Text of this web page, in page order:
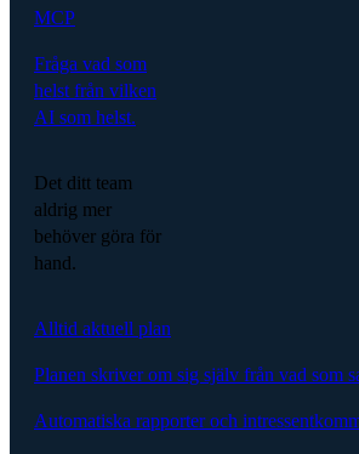
MCP
Fråga vad som
helst från vilken
AI som helst.
Det ditt team
aldrig mer
behöver göra för
hand.
Alltid aktuell plan
Planen skriver om sig själv från vad som
Automatiska rapporter och